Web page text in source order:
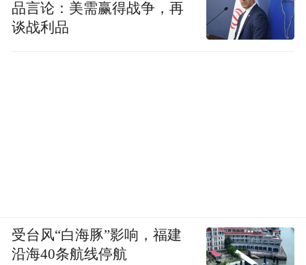
品言论：美需赢得战争，再
谈战利品
受台风“白海豚”影响，福建
沿海40条航线停航